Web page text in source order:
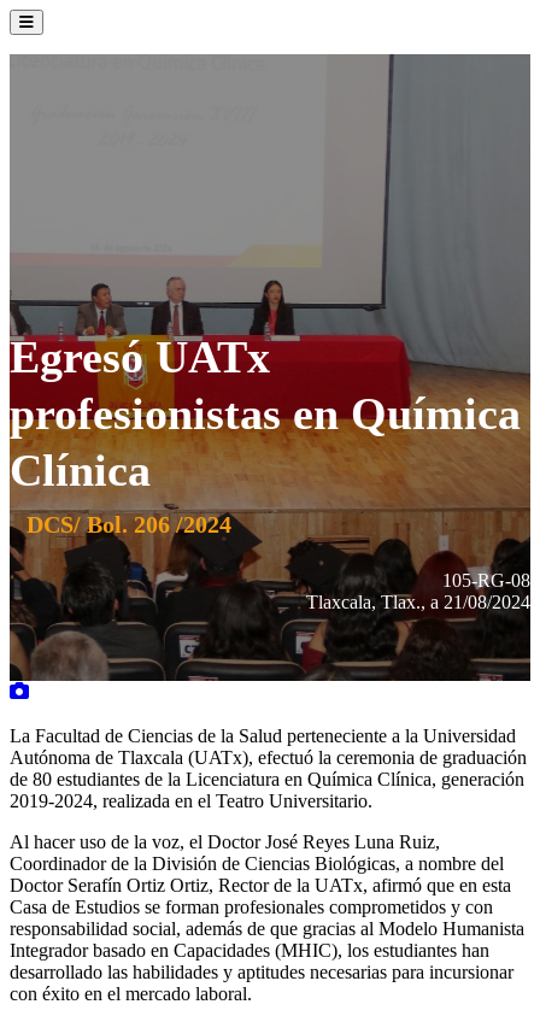
Egresó UATx
profesionistas en Química
Clínica
DCS/ Bol. 206 /2024
105-RG-08
Tlaxcala, Tlax., a 21/08/2024
La Facultad de Ciencias de la Salud perteneciente a la Universidad
Autónoma de Tlaxcala (UATx), efectuó la ceremonia de graduación
de 80 estudiantes de la Licenciatura en Química Clínica, generación
2019-2024, realizada en el Teatro Universitario.
Al hacer uso de la voz, el Doctor José Reyes Luna Ruiz,
Coordinador de la División de Ciencias Biológicas, a nombre del
Doctor Serafín Ortiz Ortiz, Rector de la UATx, afirmó que en esta
Casa de Estudios se forman profesionales comprometidos y con
responsabilidad social, además de que gracias al Modelo Humanista
Integrador basado en Capacidades (MHIC), los estudiantes han
desarrollado las habilidades y aptitudes necesarias para incursionar
con éxito en el mercado laboral.